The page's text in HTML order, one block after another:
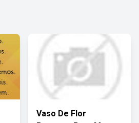
Vaso De Flor